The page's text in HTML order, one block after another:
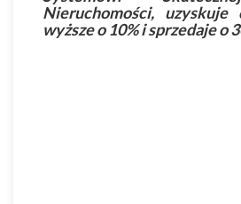
Nieruchomości, uzyskuje
wyższe o 10% i sprzedaje o